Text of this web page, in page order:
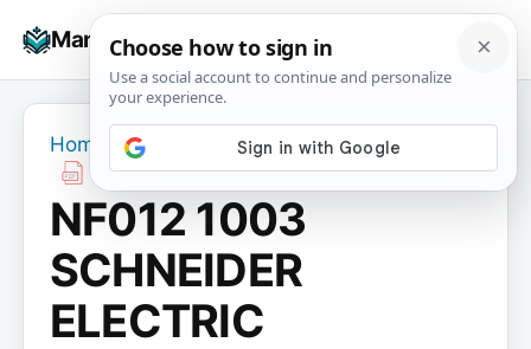
Manuals+
☰
Home NF012 1003 SCHNEIDER ELECTRIC
NF012 1003
SCHNEIDER
ELECTRIC